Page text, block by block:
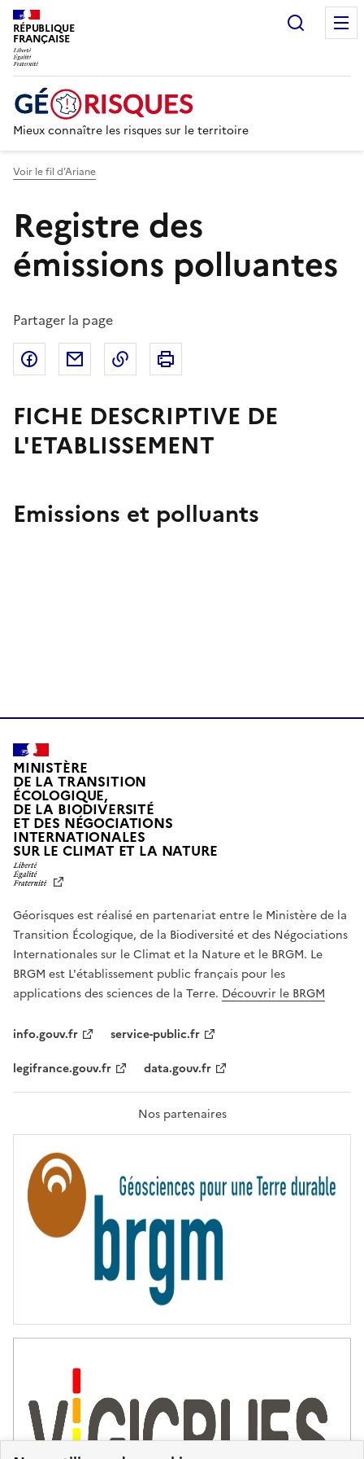
RÉPUBLIQUE
FRANÇAISE
Mieux connaître les risques sur le territoire
Voir le fil d’Ariane
Registre des
émissions polluantes
Partager la page
Partager sur Facebook
Partager par emailCopier dans le presse-papier
FICHE DESCRIPTIVE DE
L'ETABLISSEMENT
Emissions et polluants
MINISTÈRE
DE LA TRANSITION
ÉCOLOGIQUE,
DE LA BIODIVERSITÉ
ET DES NÉGOCIATIONS
INTERNATIONALES
SUR LE CLIMAT ET LA NATUREL
T
É
,
É
G
A
L
F
A
T
R
T
É
Géorisques est réalisé en partenariat entre le Ministère de la
Transition Écologique, de la Biodiversité et des Négociations
Internationales sur le Climat et la Nature et le BRGM. Le
BRGM est L'établissement public français pour les
applications des sciences de la Terre. Découvrir le BRGM
info.gouv.fr
service-public.fr
legifrance.gouv.fr
data.gouv.fr
Nos partenaires